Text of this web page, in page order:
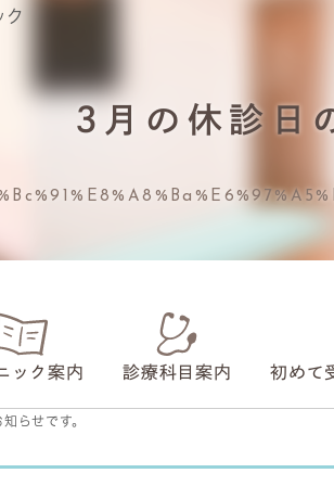
ク
3月の休診日
ック案内 診療科目案内 初めて
らせです。